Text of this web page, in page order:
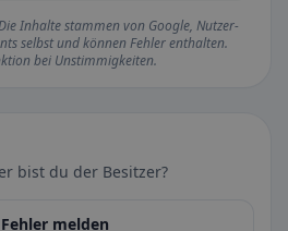
Inhalte stammen von Google, Nutzer-
selbst und können Fehler enthalten.
bei Unstimmigkeiten.
bist du der Besitzer?
melden